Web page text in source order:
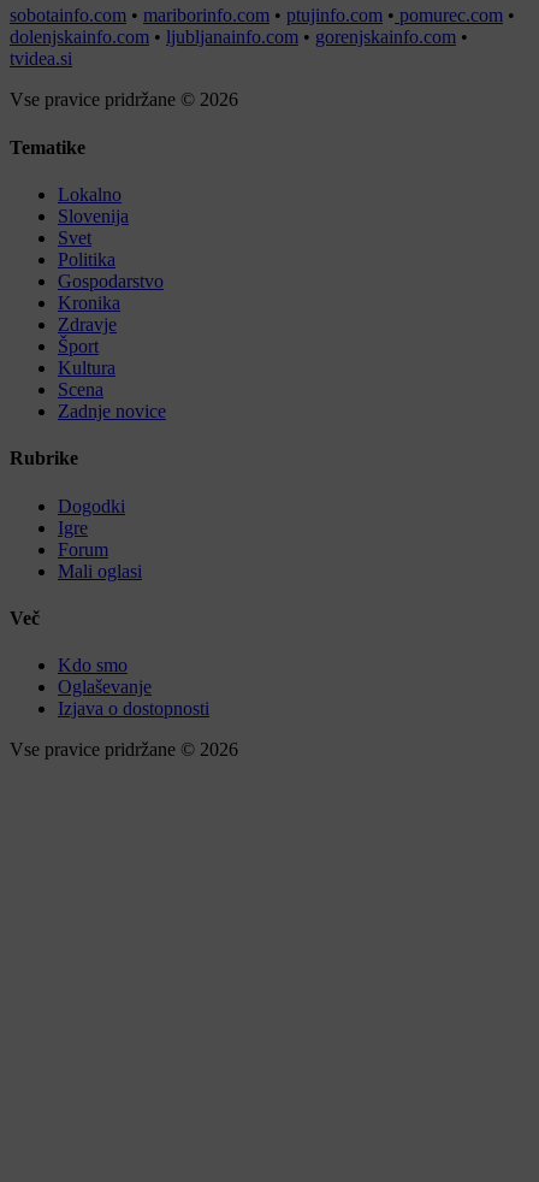
sobotainfo.com • mariborinfo.com • ptujinfo.com • pomurec.com •
dolenjskainfo.com • ljubljanainfo.com • gorenjskainfo.com •
tvidea.si
Vse pravice pridržane © 2026
Tematike
Lokalno
Slovenija
Svet
Politika
Gospodarstvo
Kronika
Zdravje
Šport
Kultura
Scena
Zadnje novice
Rubrike
Dogodki
Igre
Forum
Mali oglasi
Več
Kdo smo
Oglaševanje
Izjava o dostopnosti
Vse pravice pridržane © 2026